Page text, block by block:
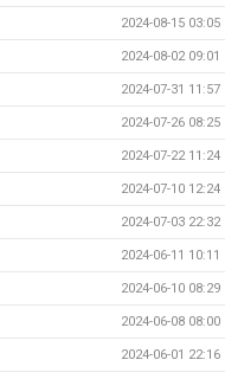
2024-08-15 03:05
2024-08-02 09:01
2024-07-31 11:57
2024-07-26 08:25
2024-07-22 11:24
2024-07-10 12:24
2024-07-03 22:32
2024-06-11 10:11
2024-06-10 08:29
2024-06-08 08:00
2024-06-01 22:16